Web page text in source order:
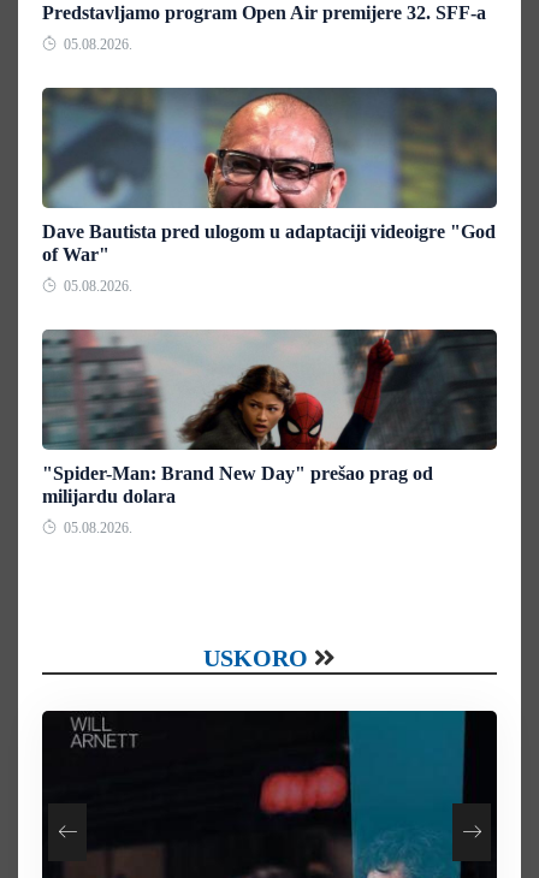
Predstavljamo program Open Air premijere 32. SFF-a
05.08.2026.
Dave Bautista pred ulogom u adaptaciji videoigre "God
of War"
05.08.2026.
"Spider-Man: Brand New Day" prešao prag od
milijardu dolara
05.08.2026.
USKORO